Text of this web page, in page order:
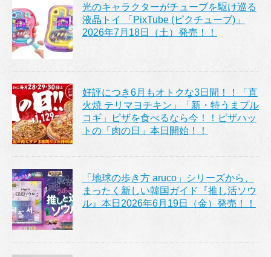
光のキャラクターがチューブを駆け巡る
液晶トイ 「PixTube (ピクチューブ)」
2026年7月18日（土）発売！！
好評につき6月もオトクな3日間！！「直
火焼 テリマヨチキン」「新・特うまプル
コギ」ピザを食べるなら今！！ピザハッ
トの「肉の日」本日開始！！
「地球の歩き方 aruco」シリーズから、
まったく新しい韓国ガイド『推し活ソウ
ル』本日2026年6月19日（金）発売！！